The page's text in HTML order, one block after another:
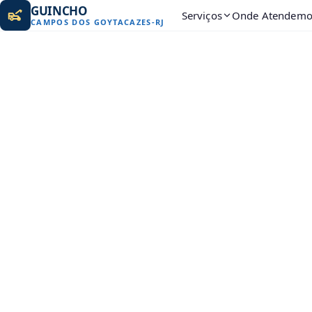
GUINCHO
CAMPOS DOS GOYTACAZES-RJ Serviços Onde